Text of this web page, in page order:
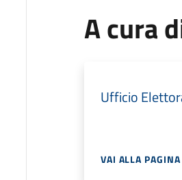
A cura
Ufficio
VAI ALLA PAGINA